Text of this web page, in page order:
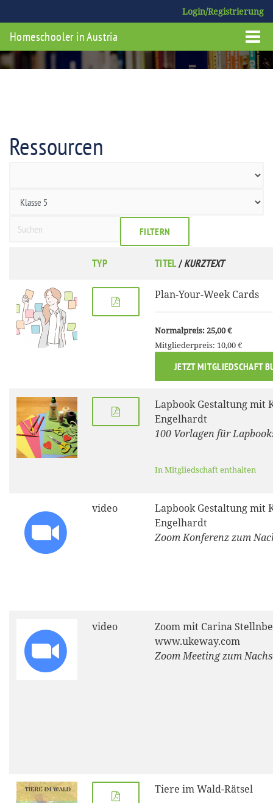
Login/Registrierung
Homeschooler in Austria
Ressourcen
FILTERN
TYP TITEL/KURZTEXT
Plan-Your-Week Cards
Normalpreis: 25,00 €
Mitgliederpreis: 10,00 €
JETZT MITGLIEDSCHAFT
Lapbook Gestaltung mit
Engelhardt
100 Vorlagen für
In Mitgliedschaft enthalten
video
Lapbook Gestaltung mit
Engelhardt
Zoom Konferenz zum
video
Zoom mit Carina
www.ukeway.com
Zoom Meeting zum
Tiere im Wald-Rätsel